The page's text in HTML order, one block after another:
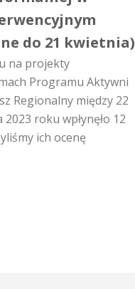
do 21 kwietnia)
na projekty
Programu Aktywni
Regionalny między 22
roku wpłynęło 12
ich ocenę